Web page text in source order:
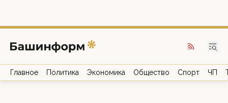
Главное Политика Экономика Общество Спорт ЧП